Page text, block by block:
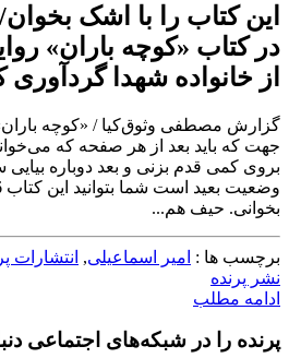
این کتاب را با اشک
در کتاب «کوچه باران»
از خانواده شهدا
گزارش مصطفی وثوق‌کیا / «کوچه
جهت که باید بعد از هر صفحه که
بروی کمی قدم بزنی و بعد دوباره
بخوانی. حیف هم...
برچسب ها : امیر اسماعیلی, انتشارات
نشر پرنده
ادامه مطلب
پرنده را در شبکه‌های اجتماعی